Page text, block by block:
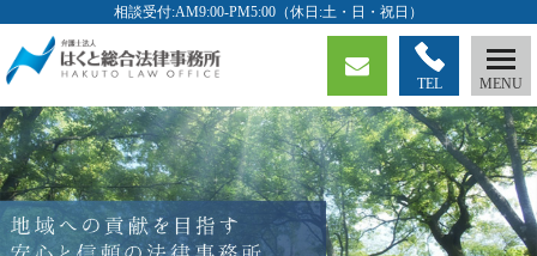
TEL